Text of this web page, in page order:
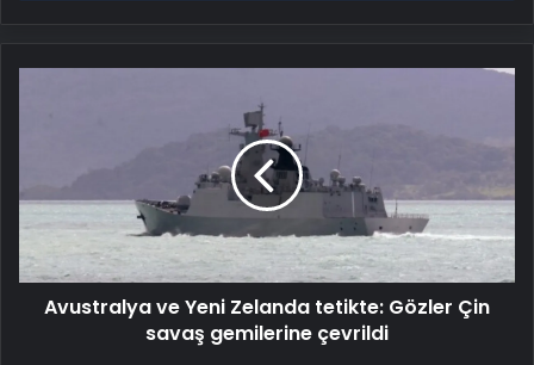
Gözler
Çin
savaş
gemilerine
çevrildi
Avustralya ve Yeni Zelanda tetikte: Gözler Çin
savaş gemilerine çevrildi